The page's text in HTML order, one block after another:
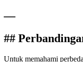
—
##
Untuk memahami